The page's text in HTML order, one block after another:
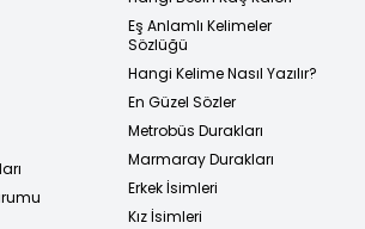
Eş Anlamlı Kelimeler
Sözlüğü
Hangi Kelime Nasıl Yazılır?
En Güzel Sözler
Metrobüs Durakları
Marmaray Durakları
Erkek İsimleri
Kız İsimleri